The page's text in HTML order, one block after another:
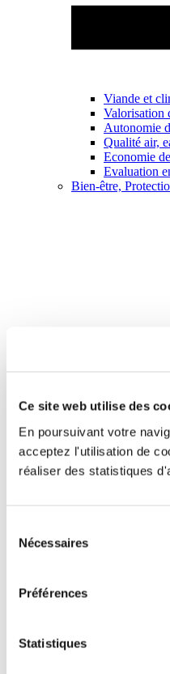
Ce site web utilise des
En poursuivant votre
acceptez l'utilisation de
réaliser des statistiques
Nécessaires
Préférences
Statistiques
Viande et
Valorisation
Autonomie
Qualité air,
Economie
Evaluation
Bien-être,
Elevage
Transport –
Abattoir